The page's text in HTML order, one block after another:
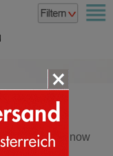
47
in unserem Snow